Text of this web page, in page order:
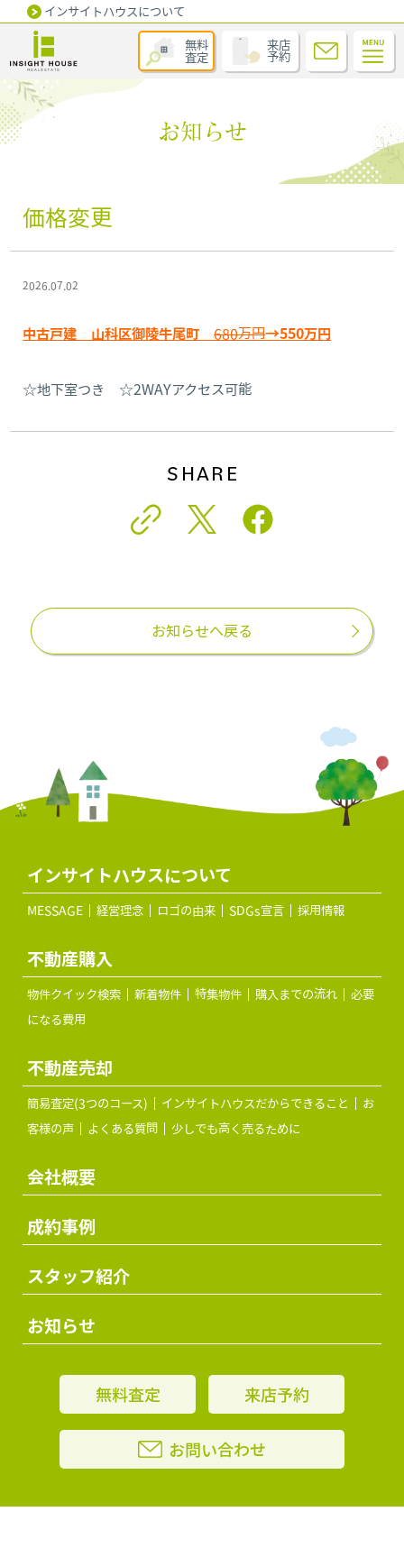
無料
査定
来店
予約
インサイトハウスについて
お知らせ
価格変更
2026.07.02
中古戸建 山科区御陵牛尾町680万円→550万円
☆地下室つき ☆2WAYアクセス可能
SHARE
お知らせへ戻る
インサイトハウスについて
MESSAGE 経営理念 ロゴの由来 SDGs宣言 採用情報
不動産購入
物件クイック検索 新着物件 特集物件 購入までの流れ
必要
になる費用
不動産売却
簡易査定(3つのコース) インサイトハウスだからできること
お
客様の声
よくある質問 少しでも高く売るために
会社概要
成約事例
スタッフ紹介
お知らせ
無料査定 来店予約
お問い合わせ